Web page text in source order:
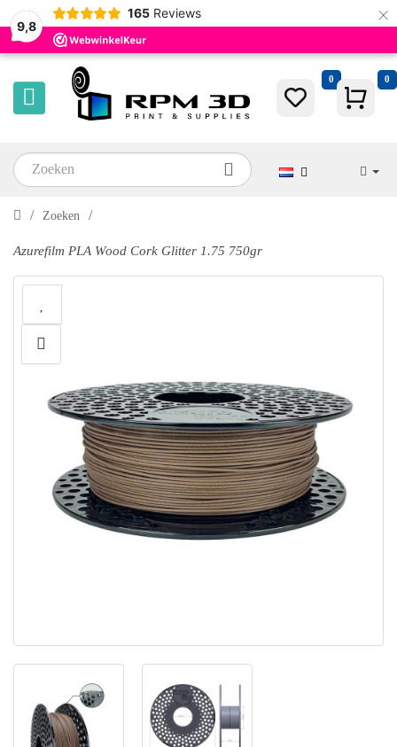
9,8
165 Reviews ×
0 0
Zoeken
Azurefilm PLA Wood Cork Glitter 1.75 750gr